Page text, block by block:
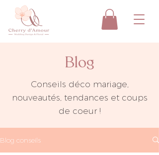
Blog
Conseils déco mariage,
nouveautés, tendances et coups
de coeur !
Blog conseils